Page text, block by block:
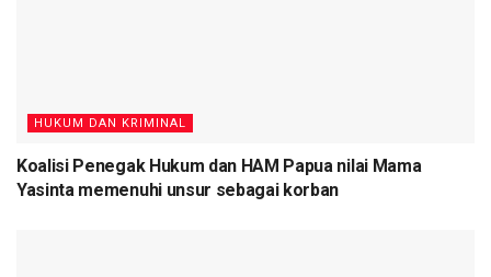
HUKUM DAN KRIMINAL
Koalisi Penegak Hukum dan HAM Papua nilai Mama
Yasinta memenuhi unsur sebagai korban